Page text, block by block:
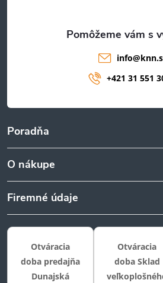
Poradňa
O nákupe
Firemné údaje
info@
+421 31 551
Otváracia
doba predajňa
Dunajská
Otváracia
doba Sklad